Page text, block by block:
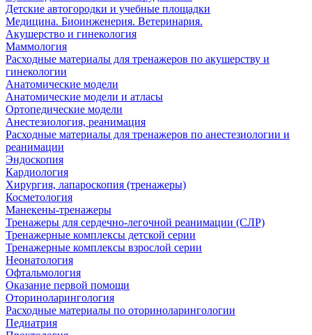
Детские автогородки и учебные площадки
Медицина. Биоинженерия. Ветеринария.
Акушерство и гинекология
Маммология
Расходные материалы для тренажеров по акушерству и
гинекологии
Анатомические модели
Анатомические модели и атласы
Ортопедические модели
Анестезиология, реанимация
Расходные материалы для тренажеров по анестезиологии и
реанимации
Эндоскопия
Кардиология
Хирургия, лапароскопия (тренажеры)
Косметология
Манекены-тренажеры
Тренажеры для сердечно-легочной реанимации (СЛР)
Тренажерные комплексы детской серии
Тренажерные комплексы взрослой серии
Неонатология
Офтальмология
Оказание первой помощи
Оториноларингология
Расходные материалы по оториноларингологии
Педиатрия